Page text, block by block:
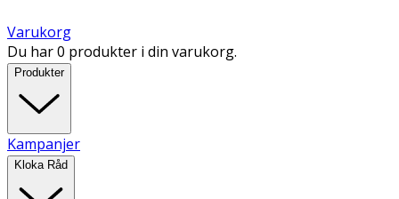
Varukorg
Du har 0 produkter i din varukorg.
Produkter
Kampanjer
Kloka Råd